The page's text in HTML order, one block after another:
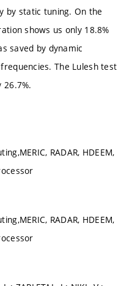
by static tuning. On the
shows us only 18.8%
saved by dynamic
The Lulesh test
26.7%.
RADAR, HDEEM,
RADAR, HDEEM,